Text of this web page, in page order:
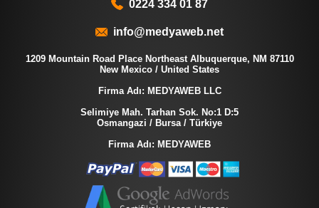
0224 334 01 87
info@medyaweb.net
1209 Mountain Road Place Northeast Albuquerque, NM 87110
New Mexico / United States
Firma Adı: MEDYAWEB LLC
Selimiye Mah. Tarhan Sok. No:1 D:5
Osmangazi / Bursa / Türkiye
Firma Adı: MEDYAWEB